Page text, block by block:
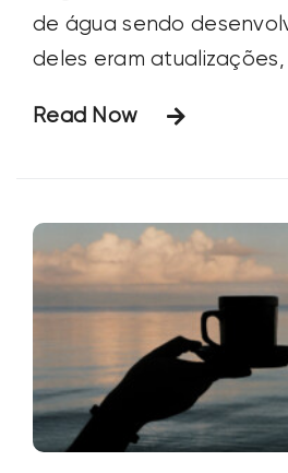
de água sendo
deles eram
de revisão. Alguns planos
para mim devido
Read Now